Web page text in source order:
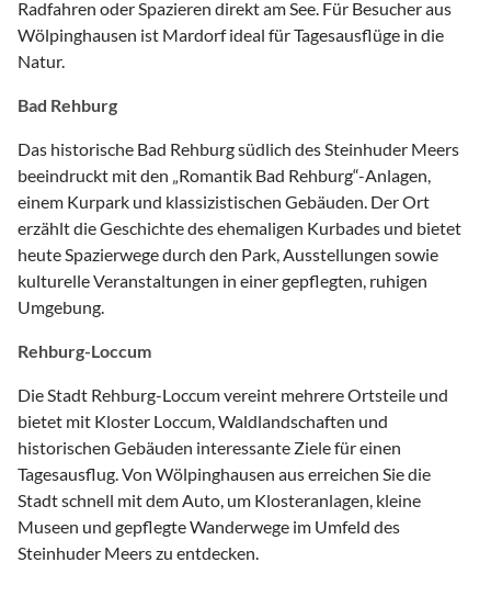
Radfahren oder Spazieren direkt am See. Für Besucher aus
Wölpinghausen ist Mardorf ideal für Tagesausflüge in die
Natur.
Bad Rehburg
Das historische Bad Rehburg südlich des Steinhuder Meers
beeindruckt mit den „Romantik Bad Rehburg“-Anlagen,
einem Kurpark und klassizistischen Gebäuden. Der Ort
erzählt die Geschichte des ehemaligen Kurbades und bietet
heute Spazierwege durch den Park, Ausstellungen sowie
kulturelle Veranstaltungen in einer gepflegten, ruhigen
Umgebung.
Rehburg-Loccum
Die Stadt Rehburg-Loccum vereint mehrere Ortsteile und
bietet mit Kloster Loccum, Waldlandschaften und
historischen Gebäuden interessante Ziele für einen
Tagesausflug. Von Wölpinghausen aus erreichen Sie die
Stadt schnell mit dem Auto, um Klosteranlagen, kleine
Museen und gepflegte Wanderwege im Umfeld des
Steinhuder Meers zu entdecken.